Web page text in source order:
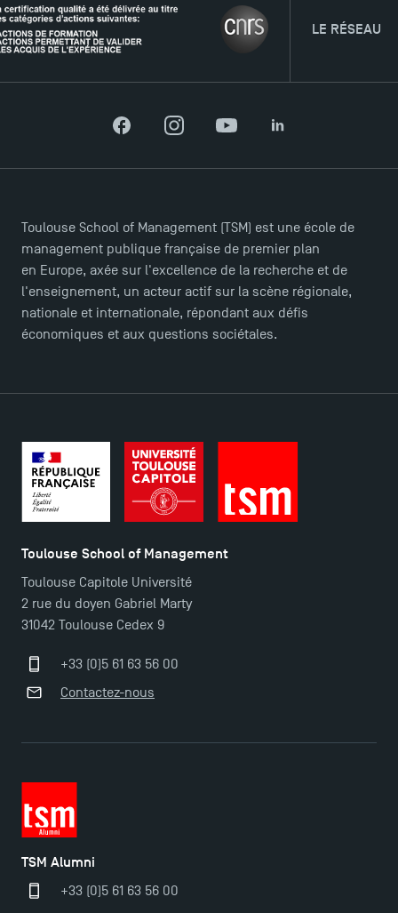
Ouverture des candidatures pour le Doctoral
LE RÉSEAU
FacebookInstagramYouTubeLinkedIn
Toulouse School of Management (TSM) est une école de
management publique française de premier plan
en Europe, axée sur l'excellence de la recherche et de
l'enseignement, un acteur actif sur la scène régionale,
nationale et internationale, répondant aux défis
économiques et aux questions sociétales.
Toulouse School of Management
Toulouse Capitole Université
2 rue du doyen Gabriel Marty
31042 Toulouse Cedex 9
+33 (0)5 61 63 56 00
Contactez-nous
TSM Alumni
+33 (0)5 61 63 56 00